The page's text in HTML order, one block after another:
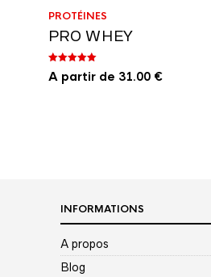
PROTÉINES
PRO WHEY
Note
4.60
A partir de 31.00 €
INFORMATIONS
A propos
Blog